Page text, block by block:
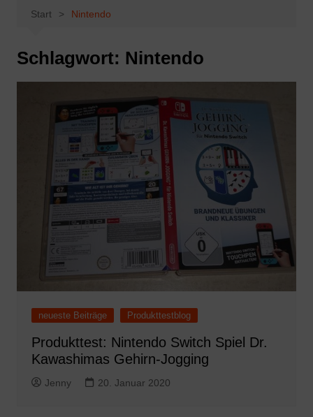
Start Nintendo
Schlagwort: Nintendo
neueste Beiträge Produkttestblog
Produkttest: Nintendo Switch Spiel Dr.
Kawashimas Gehirn-Jogging
Jenny 20. Januar 2020